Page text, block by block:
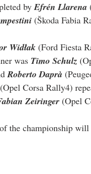
by Efrén Llarena
(Škoda Fabia
Widłak (Ford Fiesta
was Timo Schulz
Roberto Daprà
(Opel Corsa Rally4)
Zeiringer (Opel
the championship